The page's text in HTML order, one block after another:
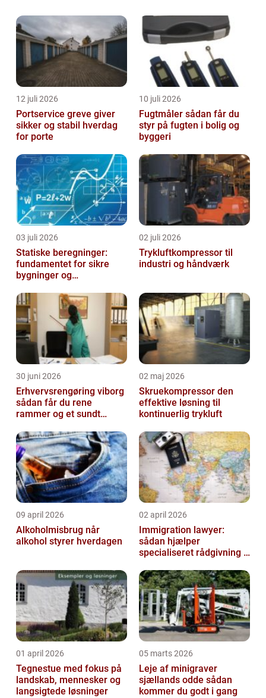
over for udfordringer som overforbrug og
klimaforandring...
12 juli 2026
Portservice greve giver
sikker og stabil hverdag
for porte
10 juli 2026
Fugtmåler sådan får du
styr på fugten i bolig og
byggeri
03 juli 2026
Statiske beregninger:
fundamentet for sikre
bygninger og
02 juli 2026
Trykluftkompressor til
industri og håndværk
30 juni 2026
Erhvervsrengøring viborg
sådan får du rene
rammer og et sundt
02 maj 2026
Skruekompressor den
effektive løsning til
kontinuerlig trykluft
09 april 2026
Alkoholmisbrug når
alkohol styrer hverdagen
02 april 2026
Immigration lawyer:
sådan hjælper
specialiseret rådgivning i
01 april 2026
Tegnestue med fokus på
landskab, mennesker og
langsigtede løsninger
05 marts 2026
Leje af minigraver
sjællands odde sådan
kommer du godt i gang